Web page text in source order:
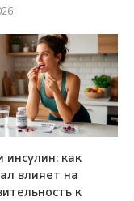
инсулин: как
влияет на
к